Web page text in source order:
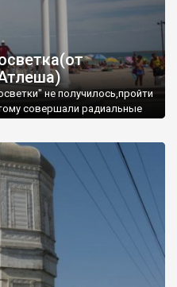
не получилось,пройти
совершали радиальные